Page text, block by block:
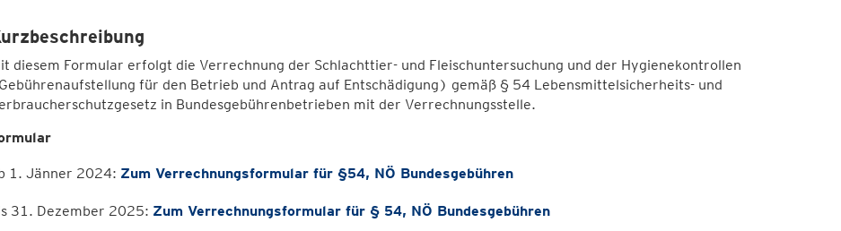
diesem Formular erfolgt die Verrechnung der Schlachttier- und Fleischuntersuchung und der Hygienekontrollen
für den Betrieb und Antrag auf Entschädigung) gemäß § 54 Lebensmittelsicherheits- und
in Bundesgebührenbetrieben mit der Verrechnungsstelle.
1. Jänner 2024: Zum Verrechnungsformular für §54, NÖ Bundesgebühren
31. Dezember 2025: Zum Verrechnungsformular für § 54, NÖ Bundesgebühren